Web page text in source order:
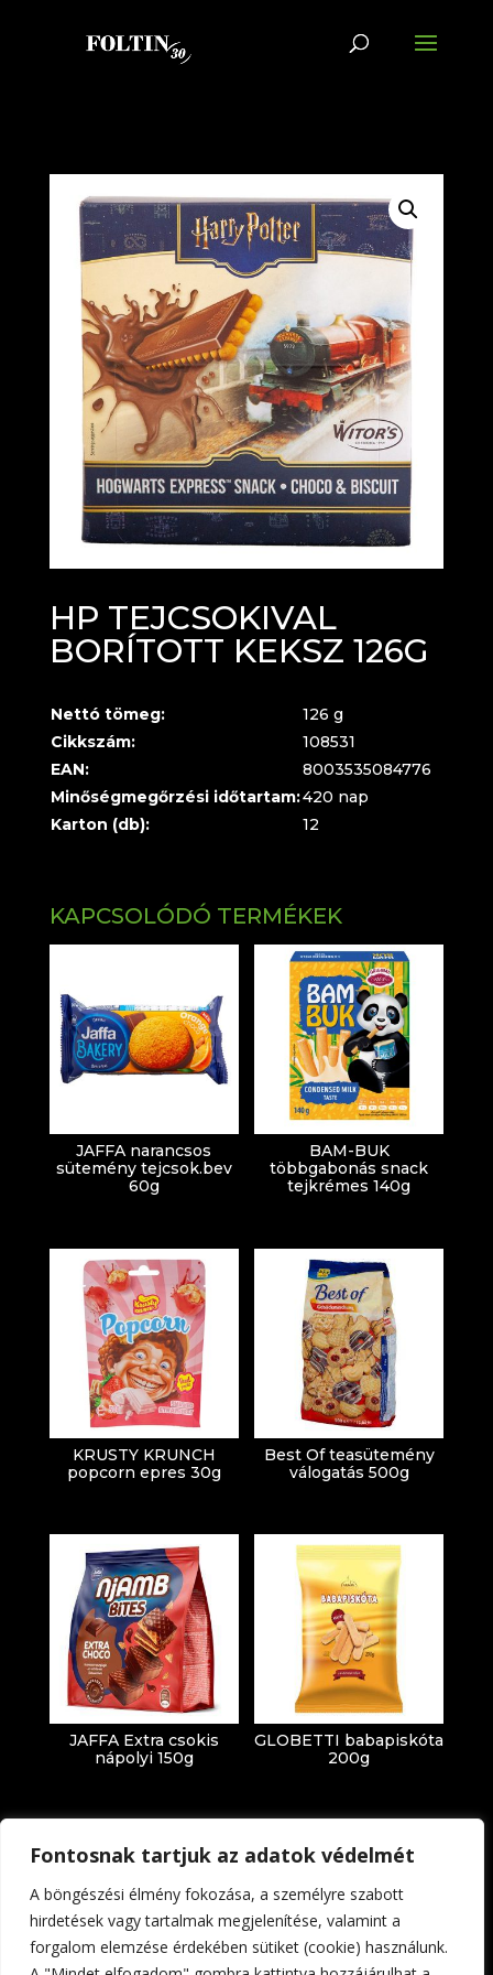
Fontosnak tartjuk az adatok védelmét
A böngészési élmény fokozása, a személyre szabott
hirdetések vagy tartalmak megjelenítése, valamint a
forgalom elemzése érdekében sütiket (cookie) használunk.
HP TEJCSOKIVAL
BORÍTOTT KEKSZ 126G
Nettó tömeg:
126 g
Cikkszám:
108531
EAN:
8003535084776
Minőségmegőrzési időtartam:420 nap
Karton (db):
12
KAPCSOLÓDÓ TERMÉKEK
JAFFA narancsos
sütemény tejcsok.bev
60g
BAM-BUK
többgabonás snack
tejkrémes 140g
KRUSTY KRUNCH
popcorn epres 30g
Best Of teasütemény
válogatás 500g
JAFFA Extra csokis
nápolyi 150g
GLOBETTI babapiskóta
200g
Impresszum Adatkezelési tájékoztató